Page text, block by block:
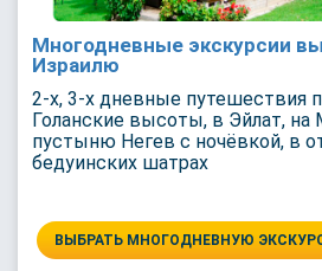
Многодневные экскурсии
Израилю
2-х, 3-х дневные путешествия
Голанские высоты, в Эйлат,
пустыню Негев с ночёвкой, в
бедуинских шатрах
ВЫБРАТЬ МНОГОДНЕВНУЮ